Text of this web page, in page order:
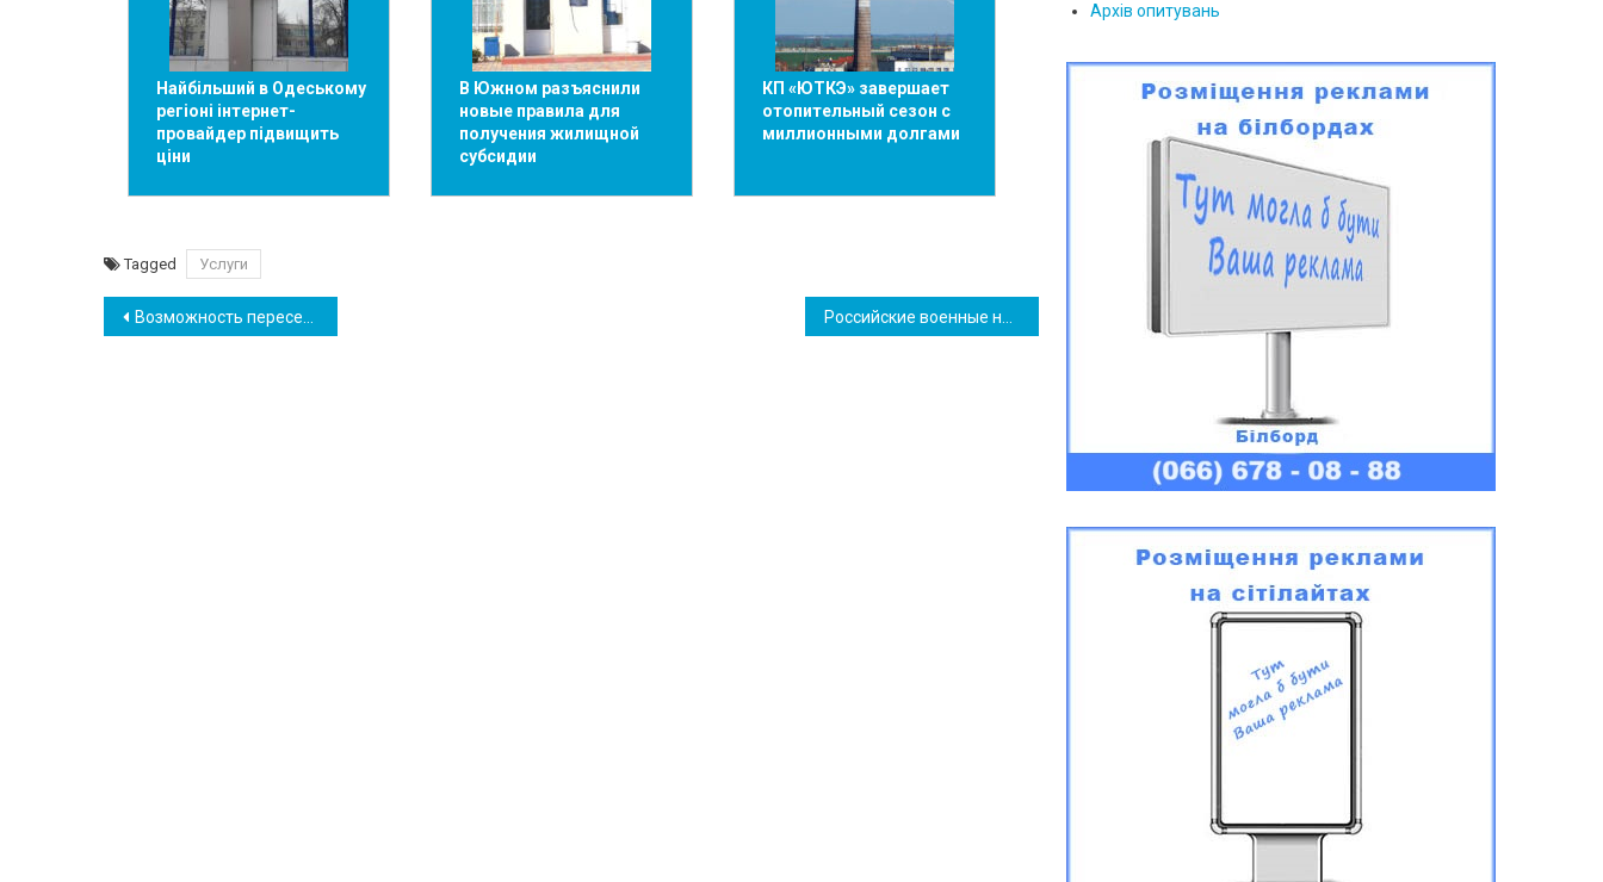
Найбільший в Одеському
регіоні інтернет-
провайдер підвищить
ціни
В Южном разъяснили
новые правила для
получения жилищной
субсидии
КП «ЮТКЭ» завершает
отопительный сезон с
миллионными долгами
Tagged Услуги
Навігація
Возможность пересечения границы по внутреннему паспорту продлили — Госпогранслужба
Архів опитувань